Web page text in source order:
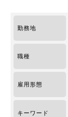
勤務地
職種
雇用形態
キーワード